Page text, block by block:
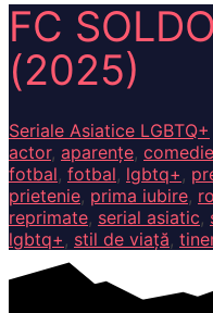
FC
(2025)
Seriale Asiatice LGBTQ+
actor, aparențe, comedie
fotbal, fotbal, lgbtq+ ,
prietenie, prima iubire,
reprimate, serial asiatic,
lgbtq+ , stil de viață,